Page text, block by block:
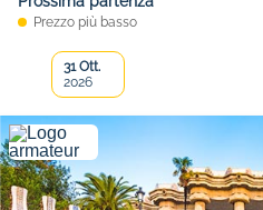
Prezzo più basso
31 Ott.
2026